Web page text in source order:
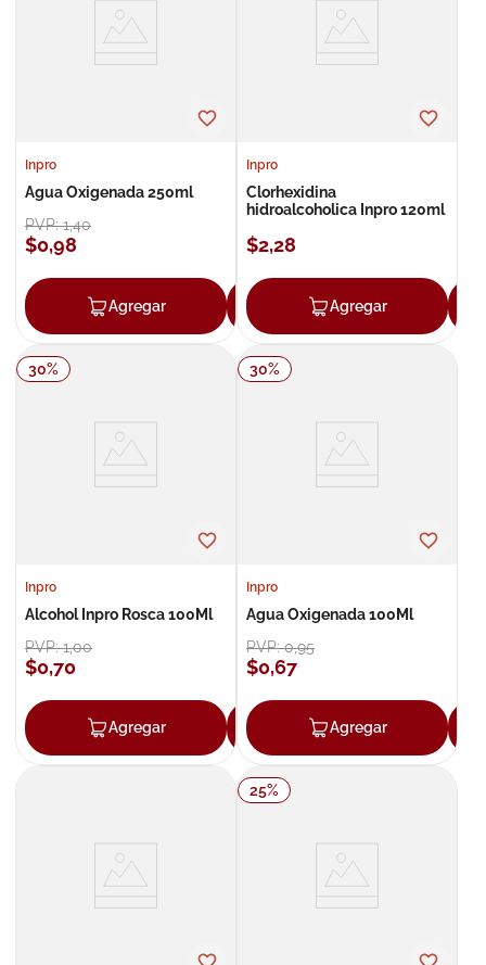
Inpro
Agua Oxigenada 250ml
PVP:1,40
$0,98
Agregar Agregar
Inpro
Clorhexidina
hidroalcoholica Inpro 120ml
$2,28
Agregar
30%
Inpro
Alcohol Inpro Rosca 100Ml
PVP:1,00
$0,70
Agregar Agregar
30%
Inpro
Agua Oxigenada 100Ml
PVP:0,95
$0,67
Agregar
25%